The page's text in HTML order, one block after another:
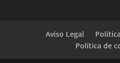
Aviso Legal
Política de